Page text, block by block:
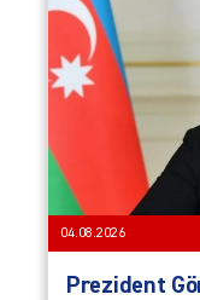
04.08.2026
Prezident